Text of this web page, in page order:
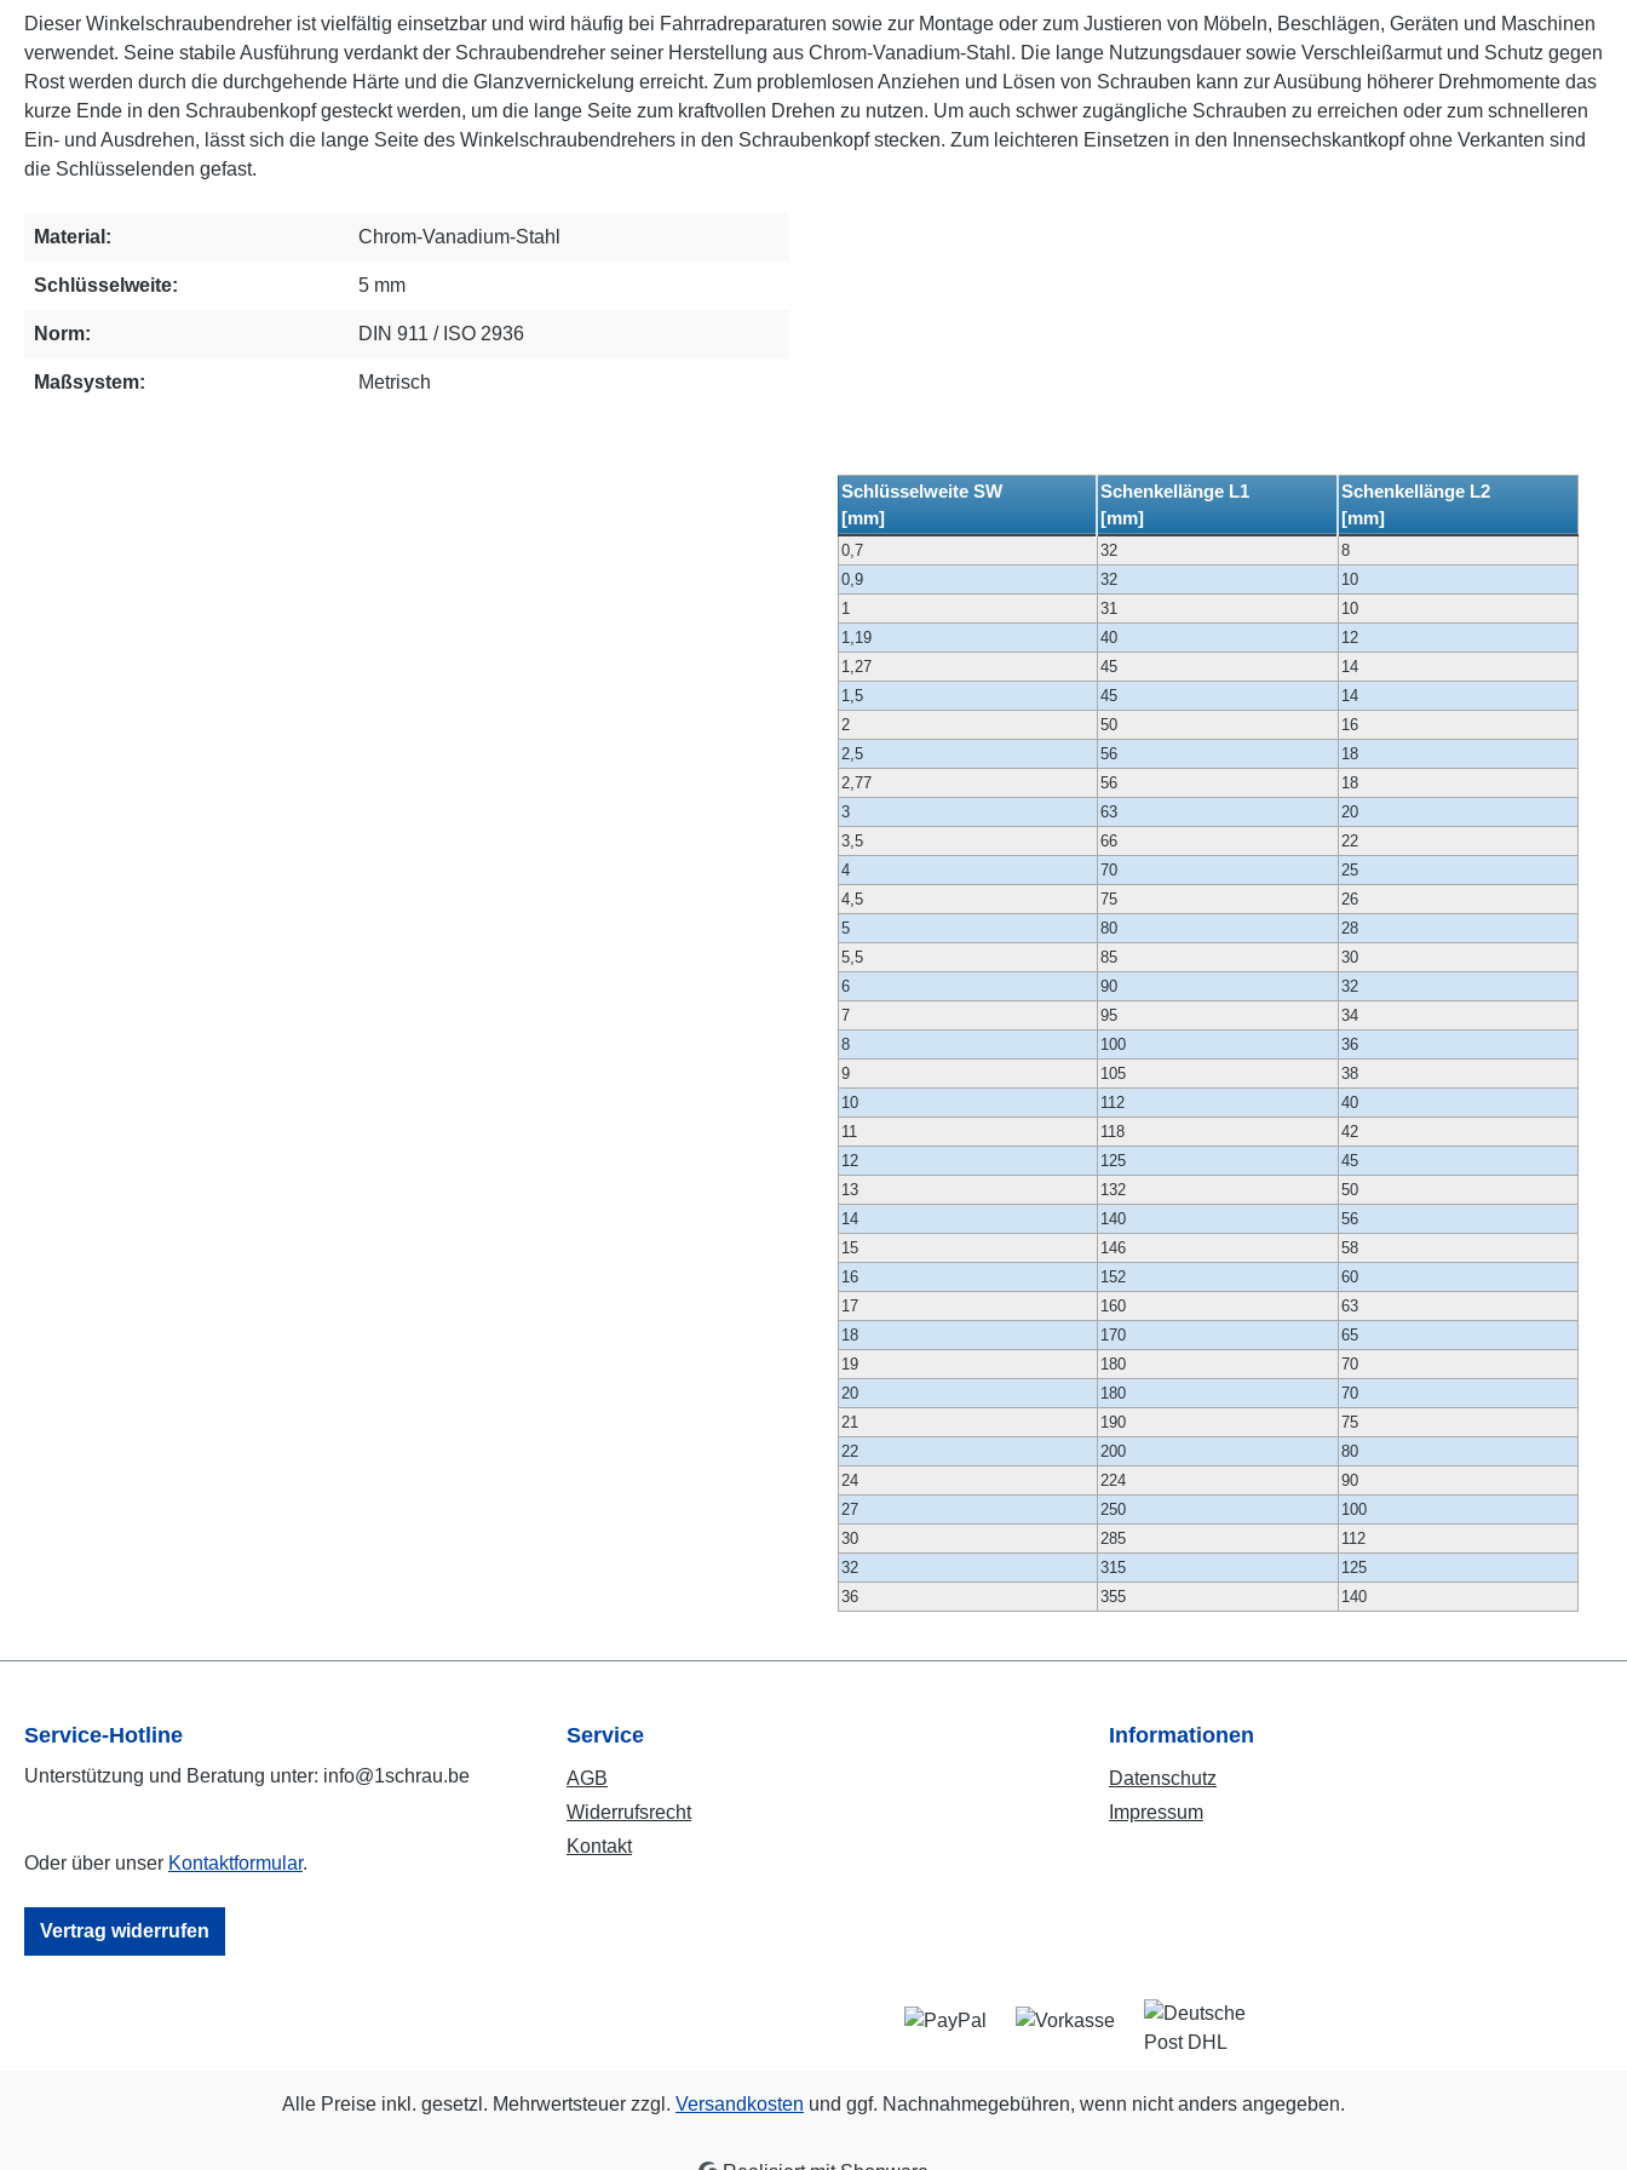
Dieser Winkelschraubendreher ist vielfältig einsetzbar und wird häufig bei Fahrradreparaturen sowie zur Montage oder zum Justieren von Möbeln, Beschlägen, Geräten und Maschinen
verwendet. Seine stabile Ausführung verdankt der Schraubendreher seiner Herstellung aus Chrom-Vanadium-Stahl. Die lange Nutzungsdauer sowie Verschleißarmut und Schutz gegen
Rost werden durch die durchgehende Härte und die Glanzvernickelung erreicht. Zum problemlosen Anziehen und Lösen von Schrauben kann zur Ausübung höherer Drehmomente das
kurze Ende in den Schraubenkopf gesteckt werden, um die lange Seite zum kraftvollen Drehen zu nutzen. Um auch schwer zugängliche Schrauben zu erreichen oder zum schnelleren
Ein- und Ausdrehen, lässt sich die lange Seite des Winkelschraubendrehers in den Schraubenkopf stecken. Zum leichteren Einsetzen in den Innensechskantkopf ohne Verkanten sind
die Schlüsselenden gefast.
Material: Chrom-Vanadium-Stahl
Schlüsselweite: 5 mm
Norm: DIN 911 / ISO 2936
Maßsystem: Metrisch
Schlüsselweite SW
[mm]
Schenkellänge L1
[mm]
Schenkellänge L2
[mm]
0,7 32
8
0,9
32
10
1
31
10
1,19
40
12
1,27
45
14
1,5
45
14
2
50
16
2,5
56
18
2,77
56
18
3
63
20
3,5
66
22
4
70
25
4,5
75
26
5
80
28
5,5
85
30
6
90
32
7
95
34
8
100
36
9
105
38
10
112
40
11
118
42
12
125
45
13
132
50
14
140
56
15
146
58
16
152
60
17
160
63
18
170
65
19
180
70
20
180
70
21
190
75
22
200
80
24
224
90
27
250
100
30
285
112
32
315
125
36
355 140
Service-Hotline
Unterstützung und Beratung unter: info@1schrau.be
Oder über unser Kontaktformular.
Vertrag widerrufen
Service
AGB
Widerrufsrecht
Kontakt
Informationen
Datenschutz
Impressum
Alle Preise inkl. gesetzl. Mehrwertsteuer zzgl. Versandkosten und ggf. Nachnahmegebühren, wenn nicht anders angegeben.